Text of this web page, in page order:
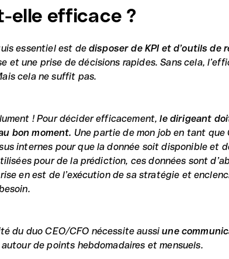
elle efficace ?
essentiel est dedisposer de KPI et d’outils de
et une prise de décisions rapides. Sans cela,
cela ne suffit pas.
! Pour décider efficacement,le dirigeant
bon moment. Une partie de mon job en tant que
internes pour que la donnée soit disponible et
pour de la prédiction, ces données sont
en est de l’exécution de sa stratégie et
du duo CEO/CFO nécessite aussiune
autour de points hebdomadaires et mensuels.